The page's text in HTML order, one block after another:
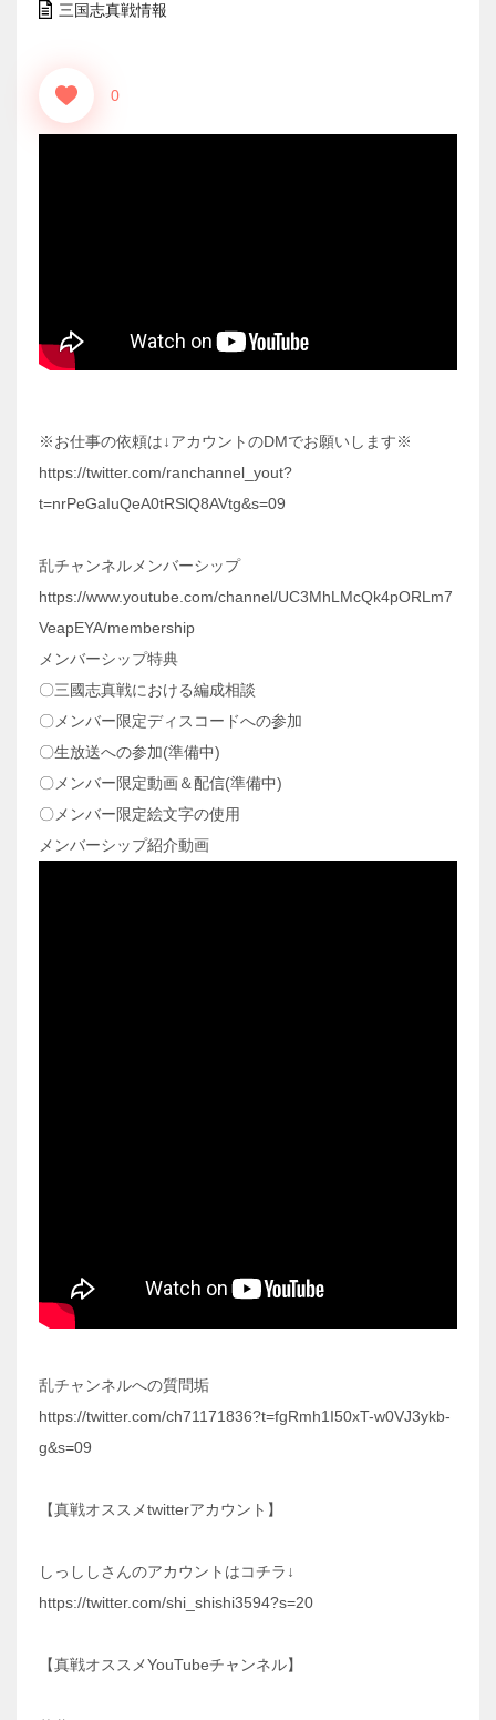
三国志真戦情報
0
※お仕事の依頼は↓アカウントのDMでお願いします※
https://twitter.com/ranchannel_yout?
t=nrPeGaIuQeA0tRSlQ8AVtg&s=09
乱チャンネルメンバーシップ
https://www.youtube.com/channel/UC3MhLMcQk4pORLm7
VeapEYA/membership
メンバーシップ特典
〇三國志真戦における編成相談
〇メンバー限定ディスコードへの参加
〇生放送への参加(準備中)
〇メンバー限定動画＆配信(準備中)
〇メンバー限定絵文字の使用
メンバーシップ紹介動画
乱チャンネルへの質問垢
https://twitter.com/ch71171836?t=fgRmh1I50xT-w0VJ3ykb-
g&s=09
【真戦オススメtwitterアカウント】
しっししさんのアカウントはコチラ↓
https://twitter.com/shi_shishi3594?s=20
【真戦オススメYouTubeチャンネル】